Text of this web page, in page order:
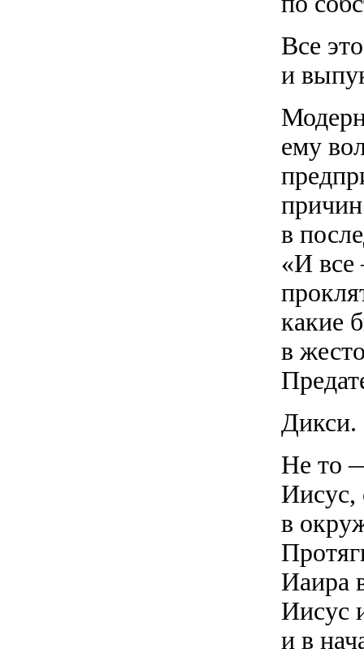
Все
и
ему
в
«И все
какие
в
Дикси.
Не то
Иисус,
в
Иаира
Иисус
и в